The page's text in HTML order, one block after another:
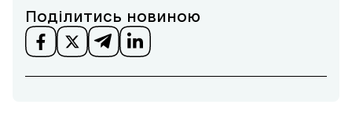
Поділитись новиною